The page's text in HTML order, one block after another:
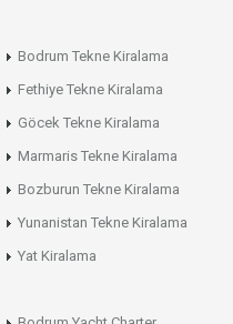
Bodrum Tekne Kiralama
Fethiye Tekne Kiralama
Göcek Tekne Kiralama
Marmaris Tekne Kiralama
Bozburun Tekne Kiralama
Yunanistan Tekne Kiralama
Yat Kiralama